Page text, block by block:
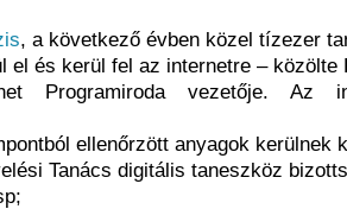
, a következő évben közel tízezer
el és kerül fel az internetre – közölte
Programiroda vezetője. Az
ellenőrzött anyagok kerülnek
Tanács digitális taneszköz